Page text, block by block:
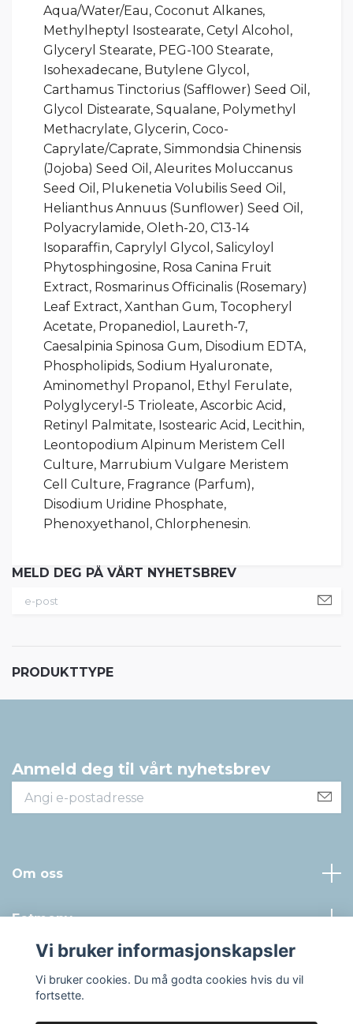
MELD DEG PÅ VÅRT NYHETSBREV
PRODUKTTYPE
Aqua/Water/Eau, Coconut Alkanes,
Methylheptyl Isostearate, Cetyl Alcohol,
Glyceryl Stearate, PEG-100 Stearate,
Isohexadecane, Butylene Glycol,
Carthamus Tinctorius (Safflower) Seed Oil,
Glycol Distearate, Squalane, Polymethyl
Methacrylate, Glycerin, Coco-
Caprylate/Caprate, Simmondsia Chinensis
(Jojoba) Seed Oil, Aleurites Moluccanus
Seed Oil, Plukenetia Volubilis Seed Oil,
Helianthus Annuus (Sunflower) Seed Oil,
Polyacrylamide, Oleth-20, C13-14
Isoparaffin, Caprylyl Glycol, Salicyloyl
Phytosphingosine, Rosa Canina Fruit
Extract, Rosmarinus Officinalis (Rosemary)
Leaf Extract, Xanthan Gum, Tocopheryl
Acetate, Propanediol, Laureth-7,
Caesalpinia Spinosa Gum, Disodium EDTA,
Phospholipids, Sodium Hyaluronate,
Aminomethyl Propanol, Ethyl Ferulate,
Polyglyceryl-5 Trioleate, Ascorbic Acid,
Retinyl Palmitate, Isostearic Acid, Lecithin,
Leontopodium Alpinum Meristem Cell
Culture, Marrubium Vulgare Meristem
Cell Culture, Fragrance (Parfum),
Disodium Uridine Phosphate,
Phenoxyethanol, Chlorphenesin.
Anmeld deg til vårt nyhetsbrev
Om oss
Fotmeny
Vi bruker informasjonskapsler
Vi bruker cookies. Du må godta cookies hvis du vil
fortsette.